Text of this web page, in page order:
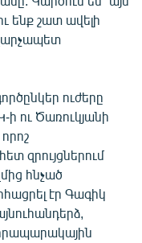
ենք շատ ավելի
ուժերը
ի ու Ծառուկյանի
զրույցներում
հնչած
էր Գագիկ